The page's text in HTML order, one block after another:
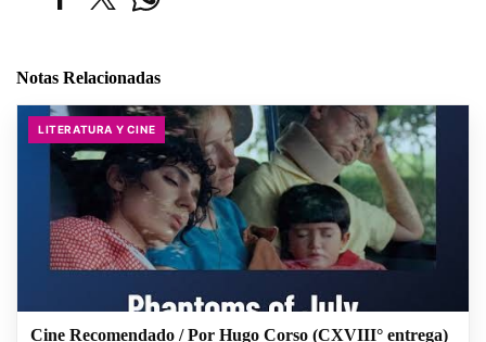
Notas Relacionadas
LITERATURA Y CINE
Cine Recomendado / Por Hugo Corso (CXVIII° entrega)